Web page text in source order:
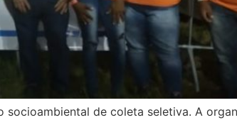
socioambiental de coleta seletiva. A